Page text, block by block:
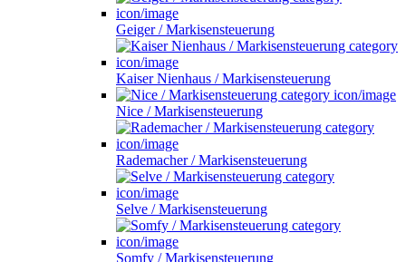
Geiger / Markisensteuerung
Kaiser Nienhaus / Markisensteuerung
Nice / Markisensteuerung
Rademacher / Markisensteuerung
Selve / Markisensteuerung
Somfy / Markisensteuerung